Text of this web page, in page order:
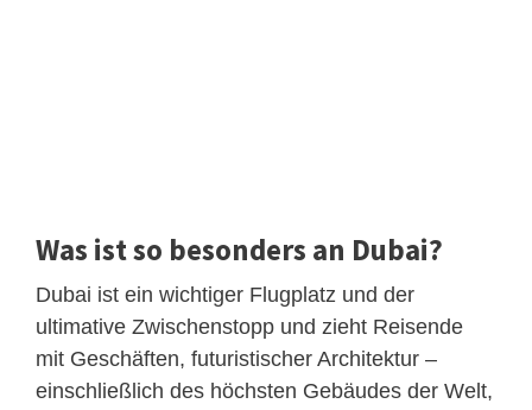
Was ist so besonders an Dubai?
Dubai ist ein wichtiger Flugplatz und der
ultimative Zwischenstopp und zieht Reisende
mit Geschäften, futuristischer Architektur –
einschließlich des höchsten Gebäudes der Welt,